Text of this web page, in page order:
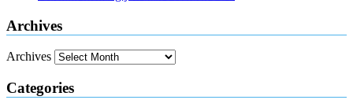
Archives
Archives
Categories